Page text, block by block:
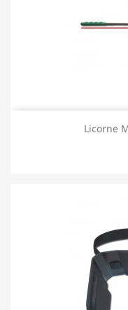
Licorne